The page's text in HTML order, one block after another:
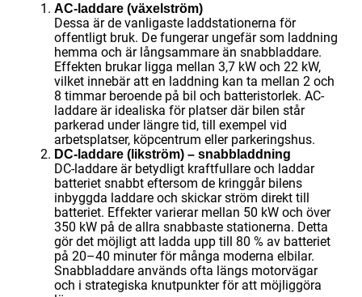
AC-laddare (växelström)
Dessa är de vanligaste laddstationerna för
offentligt bruk. De fungerar ungefär som laddning
hemma och är långsammare än snabbladdare.
Effekten brukar ligga mellan 3,7 kW och 22 kW,
vilket innebär att en laddning kan ta mellan 2 och
8 timmar beroende på bil och batteristorlek. AC-
laddare är idealiska för platser där bilen står
parkerad under längre tid, till exempel vid
arbetsplatser, köpcentrum eller parkeringshus.
DC-laddare (likström) – snabbladdning
DC-laddare är betydligt kraftfullare och laddar
batteriet snabbt eftersom de kringgår bilens
inbyggda laddare och skickar ström direkt till
batteriet. Effekter varierar mellan 50 kW och över
350 kW på de allra snabbaste stationerna. Detta
gör det möjligt att ladda upp till 80 % av batteriet
på 20–40 minuter för många moderna elbilar.
Snabbladdare används ofta längs motorvägar
och i strategiska knutpunkter för att möjliggöra